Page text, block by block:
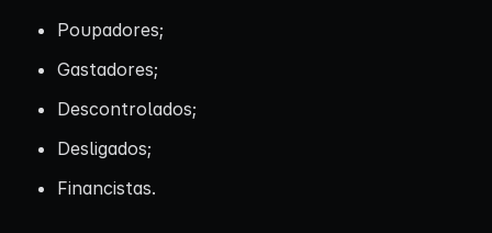
Poupadores;
Gastadores;
Descontrolados;
Desligados;
Financistas.